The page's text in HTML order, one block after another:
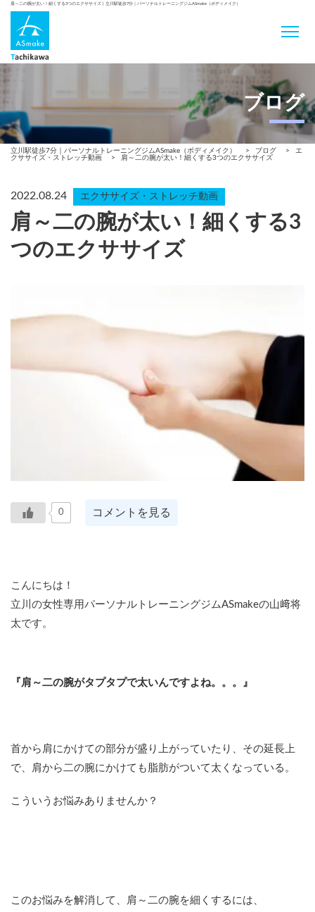
肩～二の腕が太い！細くする3つのエクササイズ | 立川駅徒歩7分｜パーソナルトレーニングジムASmake（ボディメイク）
ブログ
立川駅徒歩7分｜パーソナルトレーニングジムASmake（ボディメイク） > ブログ >
エ
クササイズ・ストレッチ動画
> 肩～二の腕が太い！細くする3つのエクササイズ
2022.08.24 エクササイズ・ストレッチ動画
肩～二の腕が太い！細くする3
つのエクササイズ
0 コメントを見る
こんにちは！
立川の女性専用パーソナルトレーニングジムASmakeの山﨑将
太です。
『肩～二の腕がタプタプで太いんですよね。。。』
首から肩にかけての部分が盛り上がっていたり、その延長上
で、肩から二の腕にかけても脂肪がついて太くなっている。
こういうお悩みありませんか？
このお悩みを解消して、肩～二の腕を細くするには、